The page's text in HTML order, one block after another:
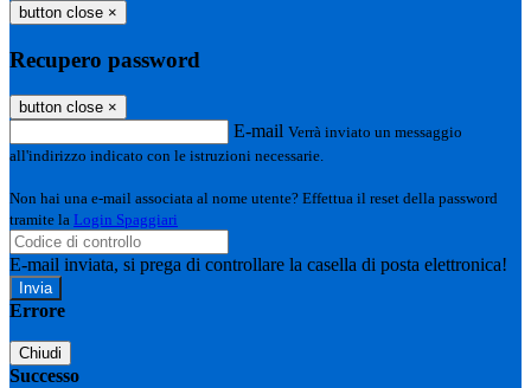
button close ×
Recupero password
button close ×
E-mail Verrà inviato un messaggio
all'indirizzo indicato con le istruzioni necessarie.
Non hai una e-mail associata al nome utente? Effettua il reset della password
tramite la Login Spaggiari
E-mail inviata, si prega di controllare la casella di posta elettronica!
Errore
Chiudi
Successo